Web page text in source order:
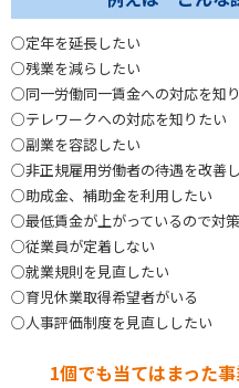
○定年を延長したい
○残業を減らしたい
○同一労働同一賃金への対応を知
○テレワークへの対応を知りたい
○副業を容認したい
○非正規雇用労働者の待遇を改善
○助成金、補助金を利用したい
○最低賃金が上がっているので対
○従業員が定着しない
○就業規則を見直したい
○育児休業取得希望者がいる
○人事評価制度を見直ししたい
1個でも当てはまった